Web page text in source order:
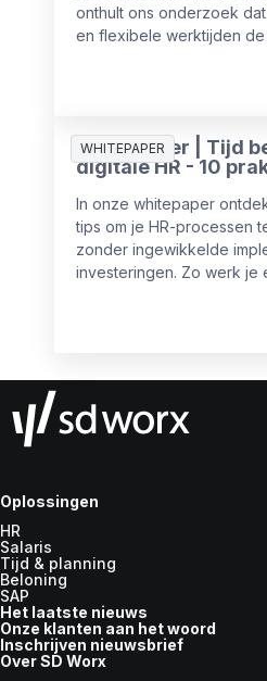
onthult ons onderzoek
en flexibele werktijden
direct na salaris als
werk/privé.
WHITEPAPER
Whitepaper | Tijd
digitale HR - 10
In onze whitepaper
tips om je HR-processen
zonder ingewikkelde
investeringen. Zo werk je
Oplossingen
HR
Salaris
Tijd & planning
Beloning
SAP
Het laatste nieuws
Onze klanten aan het woord
Inschrijven nieuwsbrief
Over SD Worx